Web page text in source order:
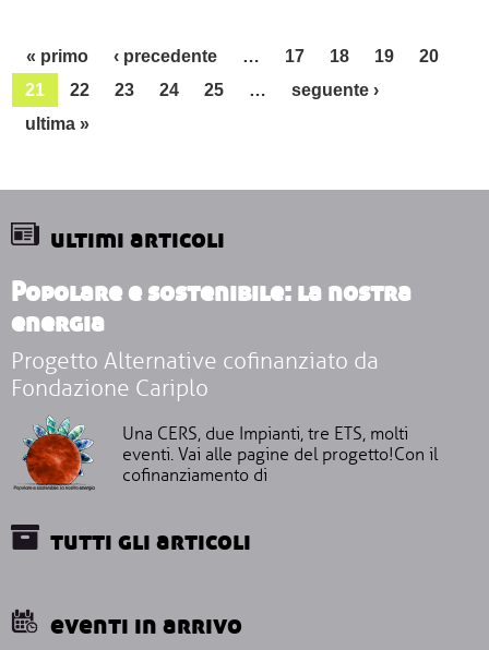
« primoPrima pagina
‹ precedentePagina precedente
… 17 18 19
20
21
22 23 24 25 … seguente ›Pagina
ultima »Ultima pagina
ultimi articoli
Popolare e sostenibile: la nostra
energia
Progetto Alternative cofinanziato da
Fondazione Cariplo
Una CERS, due Impianti, tre ETS, molti
eventi. Vai alle pagine del progetto!Con il
cofinanziamento di
tutti gli articoli
eventi in arrivo